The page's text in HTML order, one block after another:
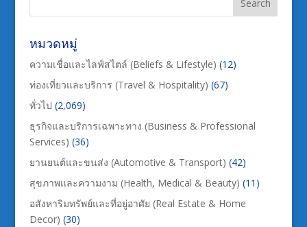
หมวดหมู่
ความเชื่อและไลฟ์สไตล์ (Beliefs & Lifestyle) (12)
ท่องเที่ยวและบริการ (Travel & Hospitality) (67)
ทั่วไป (2,069)
ธุรกิจและบริการเฉพาะทาง (Business & Professional
Services) (36)
ยานยนต์และขนส่ง (Automotive & Transport) (42)
สุขภาพและความงาม (Health, Medical & Beauty) (11)
อสังหาริมทรัพย์และที่อยู่อาศัย (Real Estate & Home
Decor) (30)